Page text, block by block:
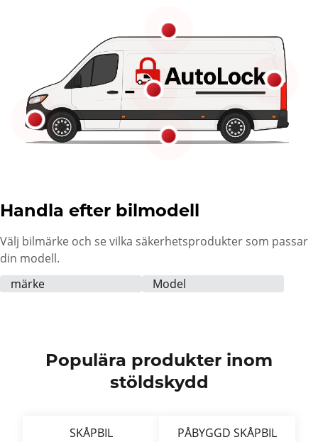
Handla efter bilmodell
Välj bilmärke och se vilka säkerhetsprodukter som passar
din modell.
Populära produkter inom
stöldskydd
SKÅPBIL PÅBYGGD SKÅPBIL